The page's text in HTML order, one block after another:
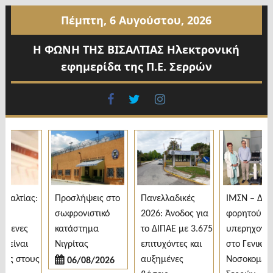
περιεχόμενο
Πέμπτη, 6 Αυγούστου, 2026
Η ΦΩΝΗ ΤΗΣ ΒΙΣΑΛΤΙΑΣ Ηλεκτρονική
εφημερίδα της Π.Ε. Σερρών
facebook
twitter
στους
Προσλήψεις στο
σωφρονιστικό
κατάστημα
Νιγρίτας
06/08/2026
Πανελλαδικές
2026: Άνοδος για
το ΔΙΠΑΕ με 3.675
επιτυχόντες και
αυξημένες
ΙΜΣΝ –
φορητού
στο Γενικό
Νοσοκομείο